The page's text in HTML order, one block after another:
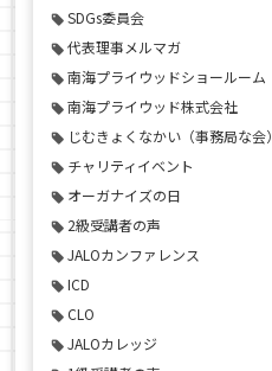
SDGs委員会
代表理事メルマガ
南海プライウッドショールーム
南海プライウッド株式会社
じむきょくなかい（事務局な会）
チャリティイベント
オーガナイズの日
2級受講者の声
JALOカンファレンス
ICD
CLO
JALOカレッジ